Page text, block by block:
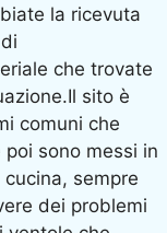
la ricevuta
che trovate
sito è
comuni che
sono messi in
sempre
dei problemi